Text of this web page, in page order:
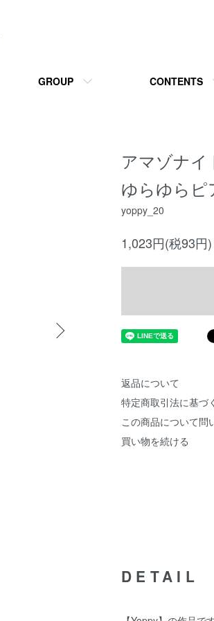
GROUP CONTENTS
アマゾナ
ゆらゆらピ
yoppy_20
1,023円(税93円)
返品について
特定商取引法に基づ
この商品について問
買い物を続ける
DETAIL